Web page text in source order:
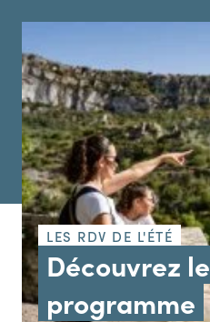
LES RDV DE L'ÉTÉ
Découvrez le
programme